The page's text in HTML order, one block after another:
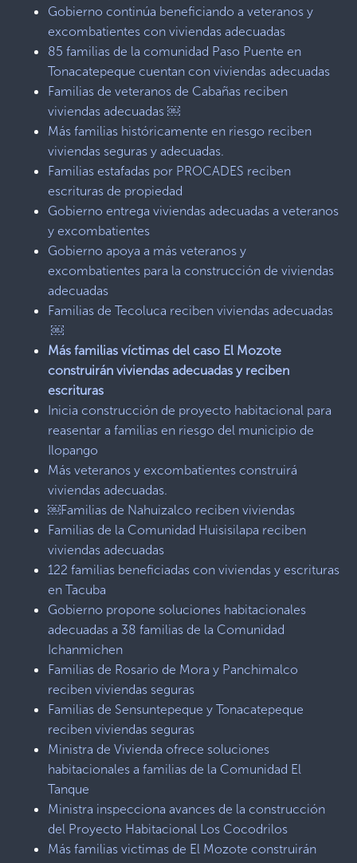
Gobierno continúa beneficiando a veteranos y
excombatientes con viviendas adecuadas
85 familias de la comunidad Paso Puente en
Tonacatepeque cuentan con viviendas adecuadas
Familias de veteranos de Cabañas reciben
viviendas adecuadas ￼
Más familias históricamente en riesgo reciben
viviendas seguras y adecuadas.
Familias estafadas por PROCADES reciben
escrituras de propiedad
Gobierno entrega viviendas adecuadas a veteranos
y excombatientes
Gobierno apoya a más veteranos y
excombatientes para la construcción de viviendas
adecuadas
Familias de Tecoluca reciben viviendas adecuadas
￼
Más familias víctimas del caso El Mozote
construirán viviendas adecuadas y reciben
escrituras
Inicia construcción de proyecto habitacional para
reasentar a familias en riesgo del municipio de
Ilopango
Más veteranos y excombatientes construirá
viviendas adecuadas.
￼Familias de Nahuizalco reciben viviendas
Familias de la Comunidad Huisisilapa reciben
viviendas adecuadas
122 familias beneficiadas con viviendas y escrituras
en Tacuba
Gobierno propone soluciones habitacionales
adecuadas a 38 familias de la Comunidad
Ichanmichen
Familias de Rosario de Mora y Panchimalco
reciben viviendas seguras
Familias de Sensuntepeque y Tonacatepeque
reciben viviendas seguras
Ministra de Vivienda ofrece soluciones
habitacionales a familias de la Comunidad El
Tanque
Ministra inspecciona avances de la construcción
del Proyecto Habitacional Los Cocodrilos
Más familias victimas de El Mozote construirán